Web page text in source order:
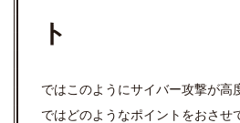
ト
ではこのようにサイバー攻撃が高
ではどのようなポイントをおさせ